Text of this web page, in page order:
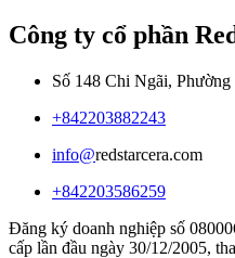
Công ty cổ phần
Số 148 Chi Ngãi,
+842203882243
info@redstarcera.com
+842203586259
Đăng ký doanh nghiệp số
cấp lần đầu ngày 30/12/2005,